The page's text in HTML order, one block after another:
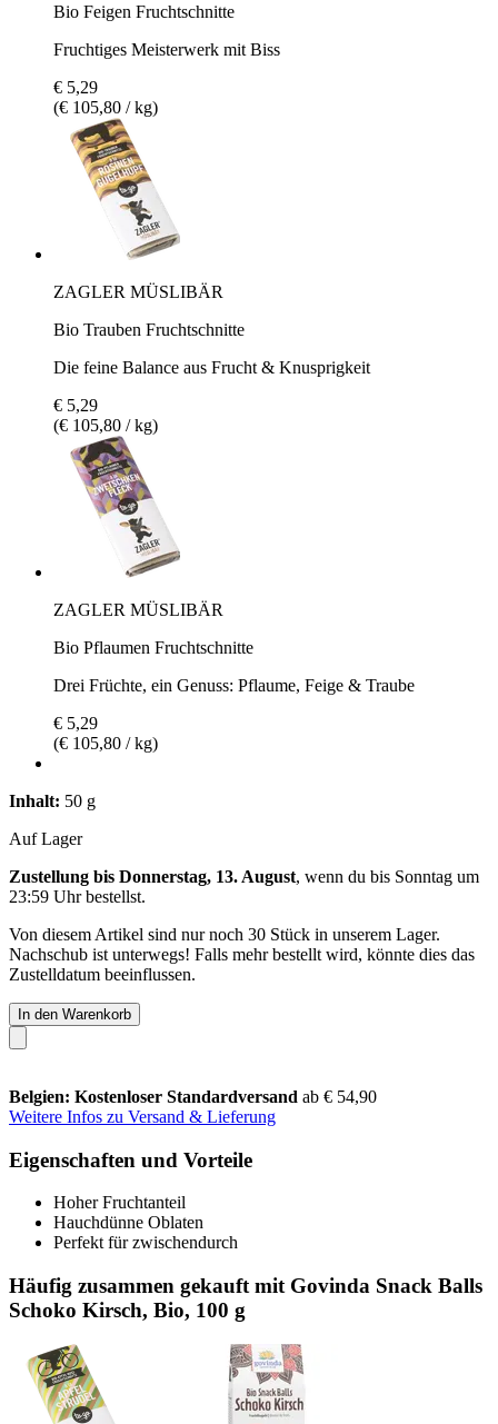
Bio Feigen Fruchtschnitte
Fruchtiges Meisterwerk mit Biss
€ 5,29
(€ 105,80 / kg)
ZAGLER MÜSLIBÄR
Bio Trauben Fruchtschnitte
Die feine Balance aus Frucht & Knusprigkeit
€ 5,29
(€ 105,80 / kg)
ZAGLER MÜSLIBÄR
Bio Pflaumen Fruchtschnitte
Drei Früchte, ein Genuss: Pflaume, Feige & Traube
€ 5,29
(€ 105,80 / kg)
Inhalt: 50 g
Auf Lager
Zustellung bis Donnerstag, 13. August, wenn du bis Sonntag um
23:59 Uhrbestellst.
Von diesem Artikel sind nur noch 30 Stück in unserem Lager.
Nachschub ist unterwegs! Falls mehr bestellt wird, könnte dies das
Zustelldatum beeinflussen.
In den Warenkorb
Belgien: Kostenloser Standardversand ab € 54,90
Weitere Infos zu Versand & Lieferung
Eigenschaften und Vorteile
Hoher Fruchtanteil
Hauchdünne Oblaten
Perfekt für zwischendurch
Häufig zusammen gekauft mit Govinda Snack Balls
Schoko Kirsch, Bio, 100 g